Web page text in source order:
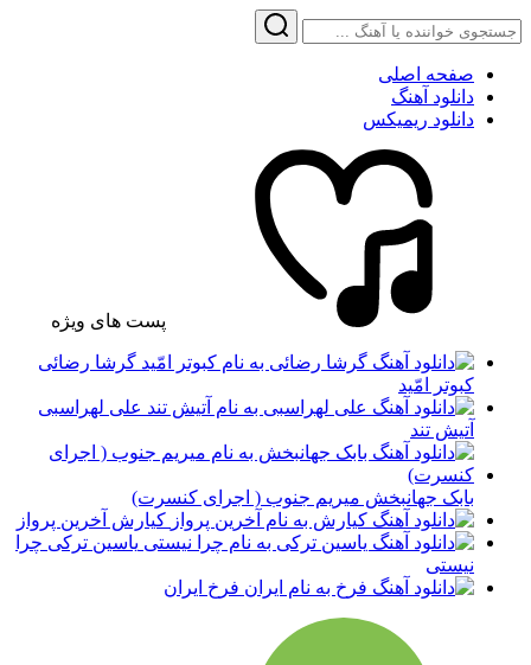
صفحه اصلی
دانلود آهنگ
دانلود ریمیکس
پست های ویژه
گرشا رضائی
کبوتر امّید
علی لهراسبی
آتیش تند
بابک جهانبخش میریم جنوب ( اجرای کنسرت)
کیارش آخرین پرواز
یاسین ترکی چرا
نیستی
فرخ ایران